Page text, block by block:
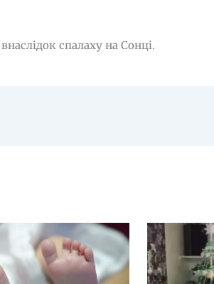
спалаху на Сонці.